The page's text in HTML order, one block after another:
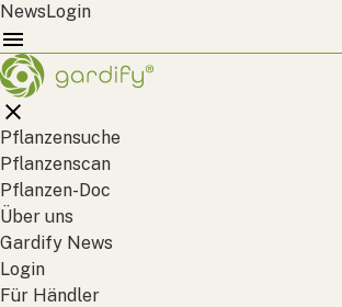
NewsLogin
Pflanzensuche
Pflanzenscan
Pflanzen-Doc
Über uns
Gardify News
Login
Für Händler